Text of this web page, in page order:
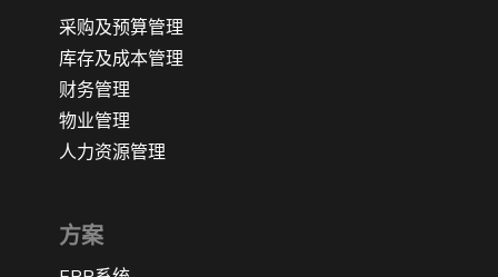
采购及预算管理
库存及成本管理
财务管理
物业管理
人力资源管理
方案